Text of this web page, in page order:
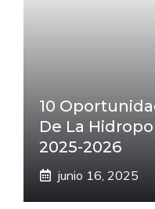
10
De La
2025-2026
junio 16, 2025